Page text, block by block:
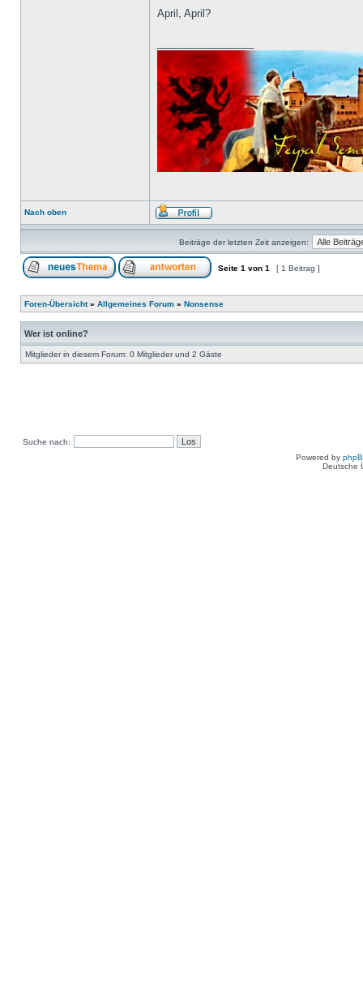
April, April?
Nach oben
Beiträge der letzten Zeit anzeigen:
Seite 1 von 1 [ 1 Beitrag ]
Foren-Übersicht» Allgemeines Forum » Nonsense
Wer ist online?
Mitglieder in diesem Forum: 0 Mitglieder und 2 Gäste
Suche nach:
Powered by
Deutsche